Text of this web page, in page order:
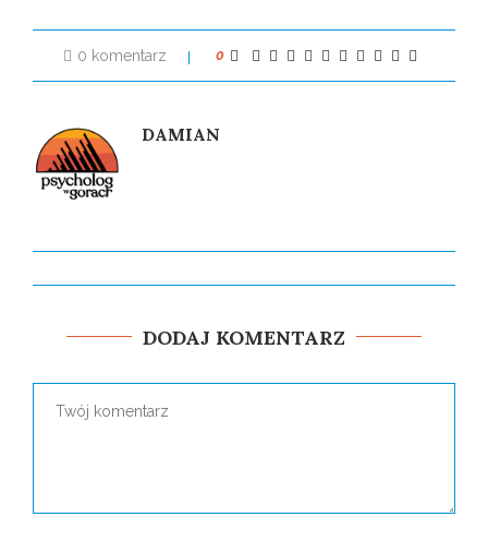
0 komentarz 0
DAMIAN
DODAJ KOMENTARZ